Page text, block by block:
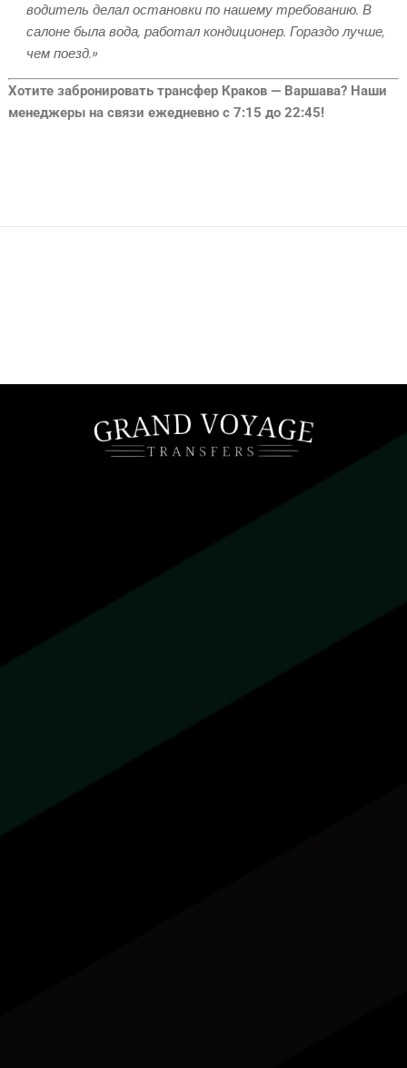
водитель делал остановки по нашему требованию. В
салоне была вода, работал кондиционер. Гораздо лучше,
чем поезд.»
Хотите забронировать трансфер Краков — Варшава? Наши
менеджеры на связи ежедневно с 7:15 до 22:45!